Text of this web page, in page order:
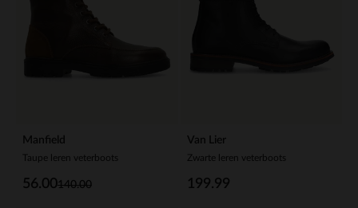
Manfield
Taupe leren veterboots
140.00
56.00
Van Lier
Zwarte leren veterboots
199.99